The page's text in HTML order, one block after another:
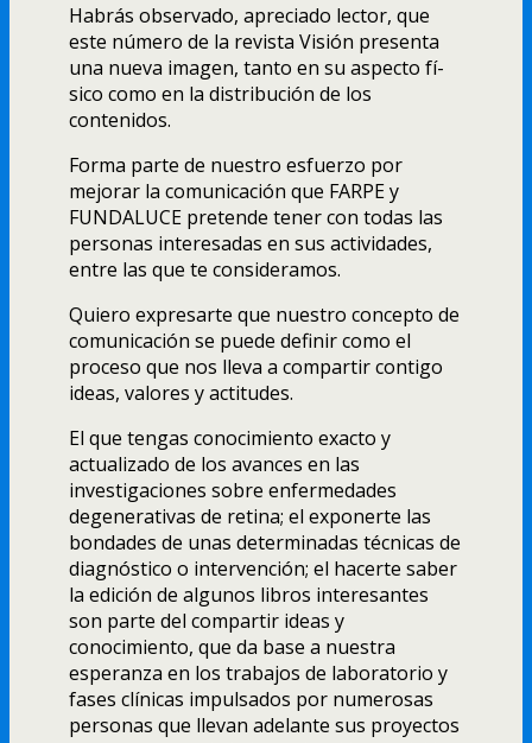
Habrás observado, apreciado lector, que
este número de la revista Visión presenta
una nueva imagen, tanto en su aspecto fí­
sico como en la distribución de los
contenidos.
Forma parte de nuestro esfuerzo por
mejorar la comunicación que FARPE y
FUNDALUCE pretende tener con todas las
personas interesadas en sus actividades,
entre las que te consideramos.
Quiero expresarte que nuestro concepto de
comunicación se puede definir como el
proceso que nos lleva a compartir contigo
ideas, valores y actitudes.
El que tengas conocimiento exacto y
actualizado de los avances en las
investigaciones sobre enfermedades
degenerativas de retina; el exponerte las
bondades de unas determinadas técnicas de
diagnóstico o intervención; el hacerte saber
la edición de algunos libros interesantes
son parte del compartir ideas y
conocimiento, que da base a nuestra
esperanza en los trabajos de laboratorio y
fases clí­nicas impulsados por numerosas
personas que llevan adelante sus proyectos